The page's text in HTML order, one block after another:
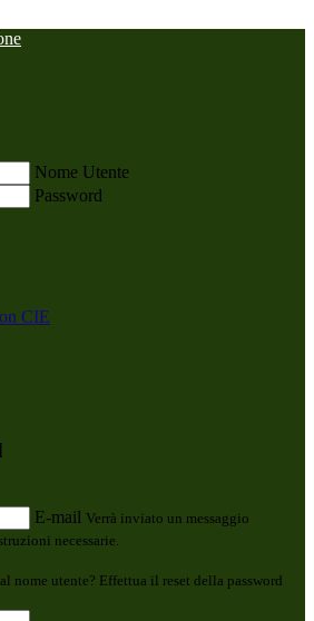
Nome Utente
Password
CIE
E-mail Verrà inviato un messaggio
necessarie.
nome utente? Effettua il reset della password